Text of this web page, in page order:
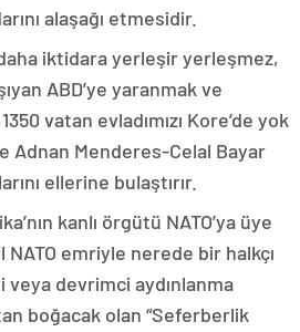
alaşağı etmesidir.
iktidara yerleşir yerleşmez,
ABD’ye yaranmak ve
vatan evladımızı Kore’de yok
Adnan Menderes-Celal Bayar
ellerine bulaştırır.
kanlı örgütü NATO’ya üye
NATO emriyle nerede bir halkçı
devrimci aydınlanma
boğacak olan “Seferberlik